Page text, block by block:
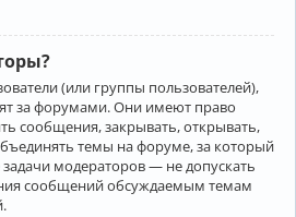
(или группы пользователей),
за форумами. Они имеют право
сообщения, закрывать, открывать,
темы на форуме, за который
модераторов — не допускать
сообщений обсуждаемым темам